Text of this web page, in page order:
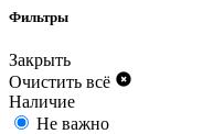
Фильтры
Закрыть
Очистить всё
Наличие
Не важно